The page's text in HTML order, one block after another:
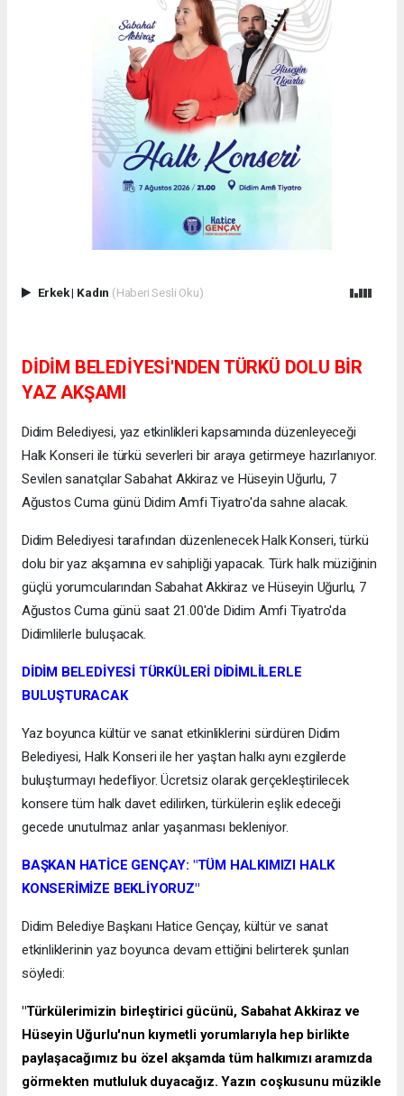
Erkek| Kadın (Haberi Sesli Oku)
DİDİM BELEDİYESİ'NDEN TÜRKÜ DOLU BİR
YAZ AKŞAMI
Didim Belediyesi, yaz etkinlikleri kapsamında düzenleyeceği
Halk Konseri ile türkü severleri bir araya getirmeye hazırlanıyor.
Sevilen sanatçılar Sabahat Akkiraz ve Hüseyin Uğurlu, 7
Ağustos Cuma günü Didim Amfi Tiyatro'da sahne alacak.
Didim Belediyesi tarafından düzenlenecek Halk Konseri, türkü
dolu bir yaz akşamına ev sahipliği yapacak. Türk halk müziğinin
güçlü yorumcularından Sabahat Akkiraz ve Hüseyin Uğurlu, 7
Ağustos Cuma günü saat 21.00'de Didim Amfi Tiyatro'da
Didimlilerle buluşacak.
DİDİM BELEDİYESİ TÜRKÜLERİ DİDİMLİLERLE
BULUŞTURACAK
Yaz boyunca kültür ve sanat etkinliklerini sürdüren Didim
Belediyesi, Halk Konseri ile her yaştan halkı aynı ezgilerde
buluşturmayı hedefliyor. Ücretsiz olarak gerçekleştirilecek
konsere tüm halk davet edilirken, türkülerin eşlik edeceği
gecede unutulmaz anlar yaşanması bekleniyor.
BAŞKAN HATİCE GENÇAY: "TÜM HALKIMIZI HALK
KONSERİMİZE BEKLİYORUZ"
Didim Belediye Başkanı Hatice Gençay, kültür ve sanat
etkinliklerinin yaz boyunca devam ettiğini belirterek şunları
söyledi:
"Türkülerimizin birleştirici gücünü, Sabahat Akkiraz ve
Hüseyin Uğurlu'nun kıymetli yorumlarıyla hep birlikte
paylaşacağımız bu özel akşamda tüm halkımızı aramızda
görmekten mutluluk duyacağız. Yazın coşkusunu müzikle